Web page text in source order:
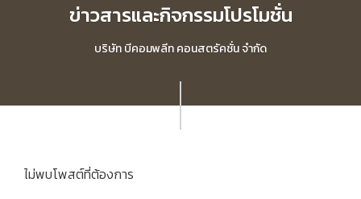
ข่าวสารและกิจกรรมโปรโมชั่น
บริษัท บีคอมพลีท คอนสตรัคชั่น จำกัด
ไม่พบโพสต์ที่ต้องการ